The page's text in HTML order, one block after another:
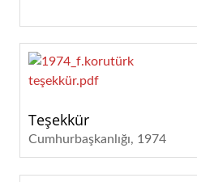
Teşekkür
Cumhurbaşkanlığı 1974